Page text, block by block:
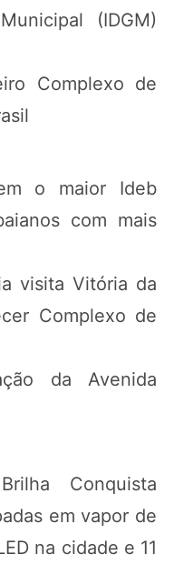
(IDGM)
Complexo de
o maior Ideb
com mais
visita Vitória da
Complexo de
da Avenida
Conquista
em vapor de
na cidade e 11